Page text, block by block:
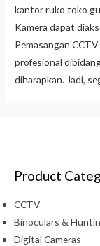
kantor ruko toko
Kamera dapat
Pemasangan
profesional
diharapkan. Jadi,
Product
CCTV
Binoculars &
Digital Cameras